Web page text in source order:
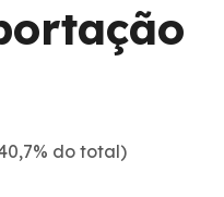
do total)